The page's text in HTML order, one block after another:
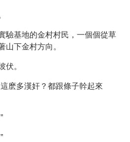
驗基地的金村村民，一個個從草
山下金村方向。
伏。
麽多漢奸？都跟條子幹起來